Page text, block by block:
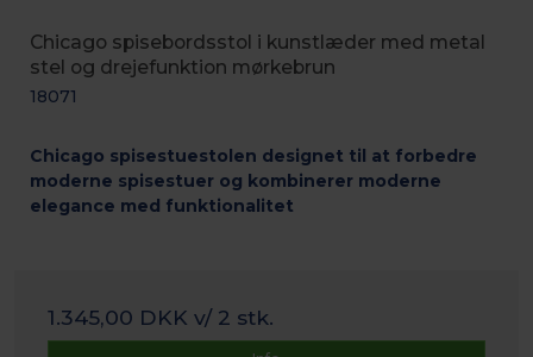
Chicago spisebordsstol i kunstlæder med metal
stel og drejefunktion mørkebrun
18071
Chicago spisestuestolen designet til at forbedre
moderne spisestuer og kombinerer moderne
elegance med funktionalitet
1.345,00 DKK v/ 2 stk.